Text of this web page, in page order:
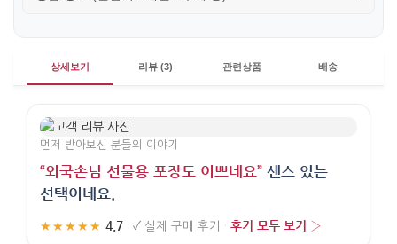
상세보기 리뷰 (3) 관련상품 배송
먼저 받아보신 분들의 이야기
“외국손님 선물용 포장도 이쁘네요” 센스 있는
선택이네요.
★★★★★ 4.7 · ✓ 실제 구매 후기 · 후기 모두 보기 ›